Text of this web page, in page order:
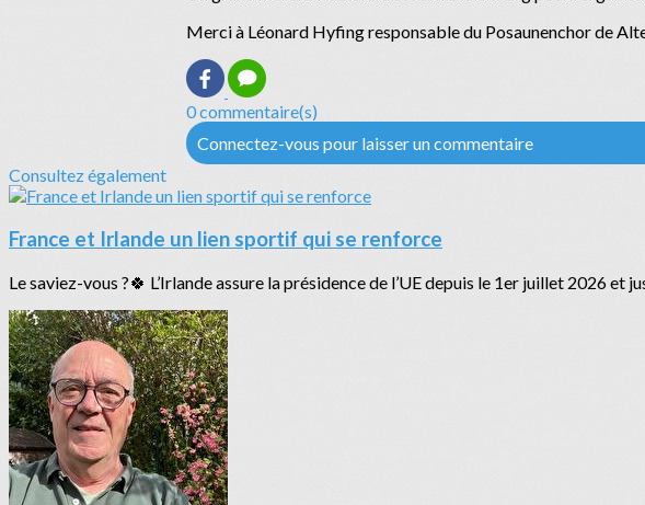
Merci à Léonard Hyfing responsable du Posaunenchor de
0 commentaire(s)
Connectez-vous pour laisser un commentaire
Consultez également
France et Irlande un lien sportif qui se renforce
Le saviez-vous ?🍀 L’Irlande assure la présidence de l’UE depuis le 1er juillet 2026 et